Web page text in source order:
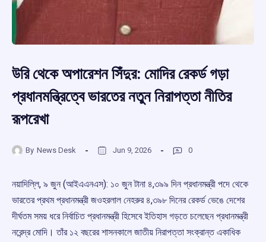
উরি থেকে অপারেশন সিঁদুর: মোদির রেকর্ড গড়া
প্রধানমন্ত্রিত্বে ভারতের নতুন নিরাপত্তা নীতির
রূপরেখা
By News Desk Jun 9, 2026 0
নয়াদিল্লি, ৯ জুন (আইএএনএস): ১০ জুন টানা ৪,৩৯৯ দিন প্রধানমন্ত্রী পদে থেকে
ভারতের প্রথম প্রধানমন্ত্রী জওহরলাল নেহরুর ৪,৩৯৮ দিনের রেকর্ড ভেঙে দেশের
দীর্ঘতম সময় ধরে নির্বাচিত প্রধানমন্ত্রী হিসেবে ইতিহাস গড়তে চলেছেন প্রধানমন্ত্রী
নরেন্দ্র মোদি। তাঁর ১২ বছরের শাসনকালে জাতীয় নিরাপত্তা সংক্রান্ত একাধিক